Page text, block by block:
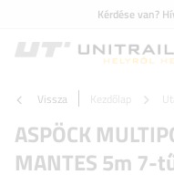
Kérdése van?
Vissza Kezdőlap
ASPÖCK
MANTES 5m 7-